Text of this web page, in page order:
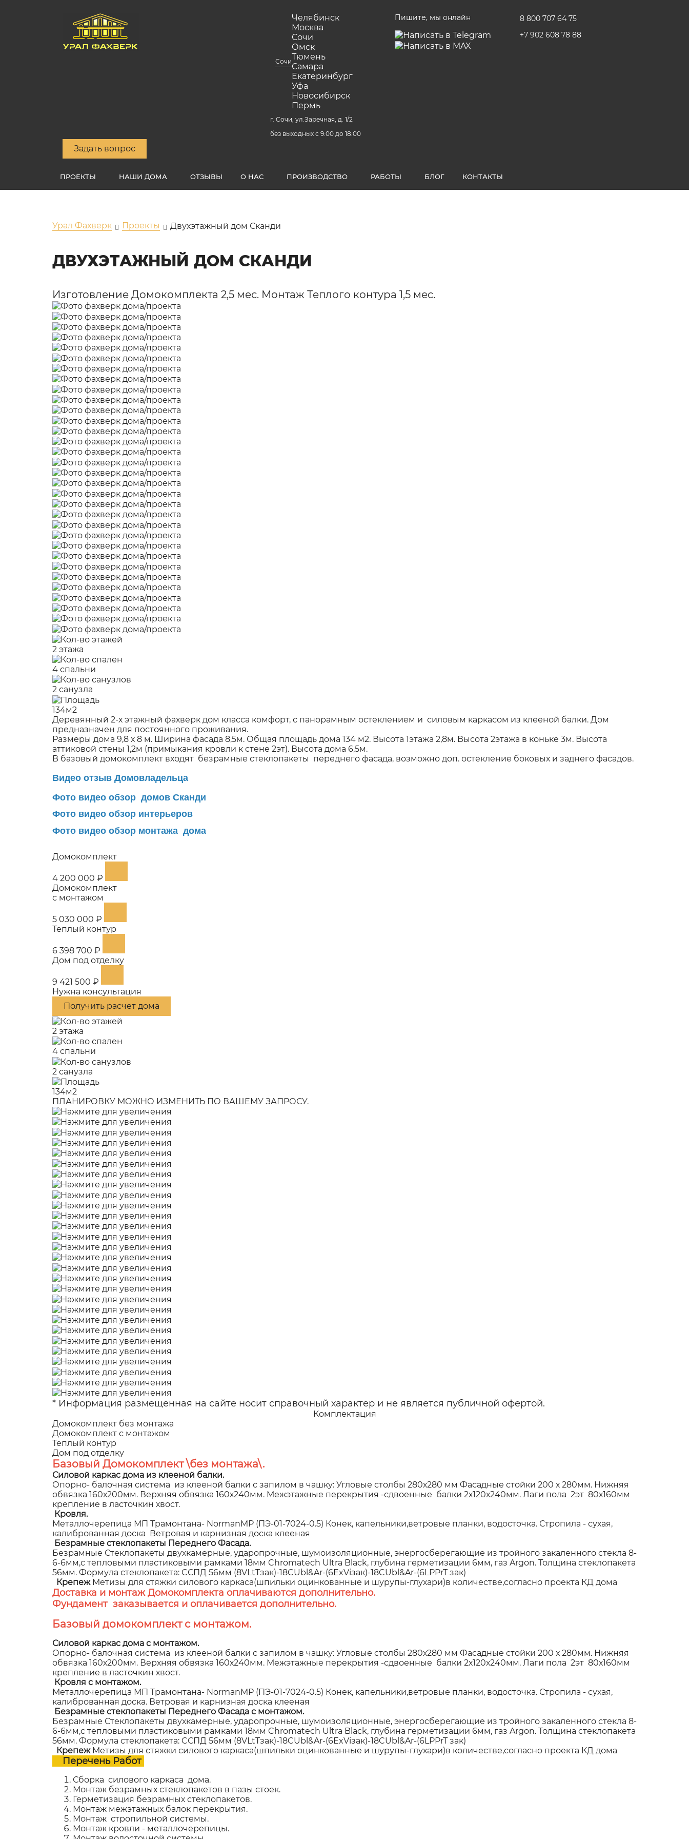
Сочи
Челябинск
Москва
Сочи
Омск
Тюмень
Самара
Екатеринбург
Уфа
Новосибирск
Пермь
г. Сочи, ул.Заречная, д. 1/2
без выходных с 9:00 до 18:00
Пишите, мы онлайн
8 800 707 64 75
+7 902 608 78 88
Задать вопрос
ПРОЕКТЫ НАШИ ДОМА ОТЗЫВЫ О НАС ПРОИЗВОДСТВО РАБОТЫ БЛОГ КОНТАКТЫ
Урал Фахверк Проекты Двухэтажный дом Сканди
ДВУХЭТАЖНЫЙ ДОМ СКАНДИ
Изготовление Домокомплекта 2,5 мес. Монтаж Теплого контура 1,5 мес.
2 этажа
4 спальни
2 санузла
134м2
Деревянный 2-х этажный фахверк дом класса комфорт, с панорамным остеклением и силовым каркасом из клееной балки. Дом
предназначен для постоянного проживания.
Размеры дома 9,8 х 8 м. Ширина фасада 8,5м. Общая площадь дома 134 м2. Высота 1этажа 2,8м. Высота 2этажа в коньке 3м. Высота
аттиковой стены 1,2м (примыкания кровли к стене 2эт). Высота дома 6,5м.
В базовый домокомплект входят безрамные стеклопакеты переднего фасада, возможно доп. остекление боковых и заднего фасадов.
Видео отзыв Домовладельца
Фото видео обзор домов Сканди
Фото видео обзор интерьеров
Фото видео обзор монтажа дома
Домокомплект
4 200 000 ₽
Домокомплект
с монтажом
5 030 000 ₽
Теплый контур
6 398 700 ₽
Дом под отделку
9 421 500 ₽
Нужна консультация
Получить расчет дома
2 этажа
4 спальни
2 санузла
134м2
ПЛАНИРОВКУ МОЖНО ИЗМЕНИТЬ ПО ВАШЕМУ ЗАПРОСУ.
* Информация размещенная на сайте носит справочный характер и не является публичной офертой.
Комплектация
Домокомплект без монтажа
Домокомплект с монтажом
Теплый контур
Дом под отделку
Базовый Домокомплект \без монтажа\.
Силовой каркас дома из клееной балки.
Опорно- балочная система из клееной балки с запилом в чашку: Угловые столбы 280х280 мм Фасадные стойки 200 х 280мм. Нижняя
обвязка 160х200мм. Верхняя обвязка 160х240мм. Межэтажные перекрытия -сдвоенные балки 2х120х240мм. Лаги пола 2эт 80х160мм
крепление в ласточкин хвост.
Кровля.
Металлочерепица МП Трамонтана- NormanMP (ПЭ-01-7024-0.5) Конек, капельники,ветровые планки, водосточка. Стропила - сухая,
калиброванная доска Ветровая и карнизная доска клееная
Безрамные стеклопакеты Переднего Фасада.
Безрамные Стеклопакеты двухкамерные, ударопрочные, шумоизоляционные, энергосберегающие из тройного закаленного стекла 8-
6-6мм,с тепловыми пластиковыми рамками 18мм Chromatech Ultra Black, глубина герметизации 6мм, газ Argon. Толщина стеклопакета
56мм. Формула стеклопакета: CСПД 56мм (8VLtTзак)-18CUbl&Ar-(6ExViзак)-18CUbl&Ar-(6LPPrT зак)
Крепеж Метизы для стяжки силового каркаса(шпильки оцинкованные и шурупы-глухари)в количестве,согласно проекта КД дома
Доставка и монтаж Домокомплекта оплачиваются дополнительно.
Фундамент заказывается и оплачивается дополнительно.
Базовый домокомплект с монтажом.
Силовой каркас дома с монтажом.
Опорно- балочная система из клееной балки с запилом в чашку: Угловые столбы 280х280 мм Фасадные стойки 200 х 280мм. Нижняя
обвязка 160х200мм. Верхняя обвязка 160х240мм. Межэтажные перекрытия -сдвоенные балки 2х120х240мм. Лаги пола 2эт 80х160мм
крепление в ласточкин хвост.
Кровля с монтажом.
Металлочерепица МП Трамонтана- NormanMP (ПЭ-01-7024-0.5) Конек, капельники,ветровые планки, водосточка. Стропила - сухая,
калиброванная доска. Ветровая и карнизная доска клееная
Безрамные стеклопакеты Переднего Фасада с монтажом.
Безрамные Стеклопакеты двухкамерные, ударопрочные, шумоизоляционные, энергосберегающие из тройного закаленного стекла 8-
6-6мм,с тепловыми пластиковыми рамками 18мм Chromatech Ultra Black, глубина герметизации 6мм, газ Argon. Толщина стеклопакета
56мм. Формула стеклопакета: CСПД 56мм (8VLtTзак)-18CUbl&Ar-(6ExViзак)-18CUbl&Ar-(6LPPrT зак)
Крепеж Метизы для стяжки силового каркаса(шпильки оцинкованные и шурупы-глухари)в количестве,согласно проекта КД дома
Перечень Работ
Сборка силового каркаса дома.
Монтаж безрамных стеклопакетов в пазы стоек.
Герметизация безрамных стеклопакетов.
Монтаж межэтажных балок перекрытия.
Монтаж стропильной системы.
Монтаж кровли - металлочерепицы.